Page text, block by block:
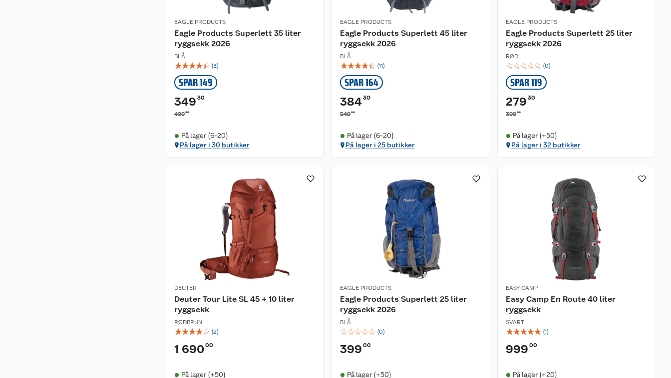
EAGLE PRODUCTS
Eagle Products Superlett 35 liter
ryggsekk 2026
BLÅ
☆☆☆☆☆ (3)
SPAR 149
349 30
49900
På lager (6-20)
På lager i 30 butikker
EAGLE PRODUCTS
Eagle Products Superlett 45 liter
ryggsekk 2026
BLÅ
☆☆☆☆☆ (11)
SPAR 164
38430
54900
På lager (6-20)
På lager i 25 butikker
EAGLE PRODUCTS
Eagle Products Superlett 25 liter
ryggsekk 2026
RØD
☆☆☆☆☆ (0)
SPAR 119
279 30
39900
På lager (+50)
På lager i 32 butikker
DEUTER
Deuter Tour Lite SL 45 + 10 liter
ryggsekk
RØDBRUN
☆☆☆☆☆ (2)
1 69000
På lager (+50)
EAGLE PRODUCTS
Eagle Products Superlett 25 liter
ryggsekk 2026
BLÅ
☆☆☆☆☆ (0)
399 00
På lager (+50)
EASY CAMP
Easy Camp En Route 40 liter
ryggsekk
SVART
☆☆☆☆☆ (1)
999 00
På lager (+20)